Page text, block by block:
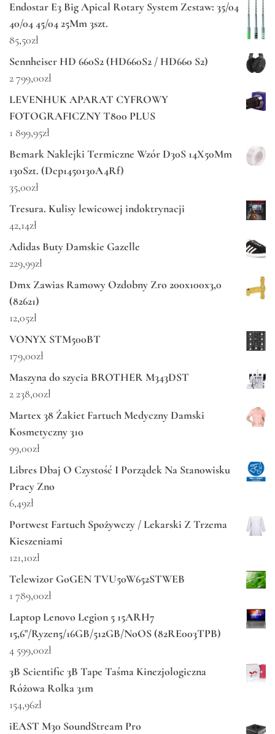
Endostar E3 Big Apical Rotary System Zestaw: 35/04
40/04 45/04 25Mm 3szt.
85,50zł
Sennheiser HD 660S2 (HD660S2 / HD660 S2)
2 799,00zł
LEVENHUK APARAT CYFROWY
FOTOGRAFICZNY T800 PLUS
1 899,95zł
Bemark Naklejki Termiczne Wzór D30S 14X50Mm
130Szt. (Dcp1450130A4Rf)
35,00zł
Tresura. Kulisy lewicowej indoktrynacji
42,14zł
Adidas Buty Damskie Gazelle
229,99zł
Dmx Zawias Ramowy Ozdobny Zro 200x100x3,0
(82621)
12,05zł
VONYX STM500BT
179,00zł
Maszyna do szycia BROTHER M343DST
2 238,00zł
Martex 38 Żakiet Fartuch Medyczny Damski
Kosmetyczny 310
99,00zł
Libres Dbaj O Czystość I Porządek Na Stanowisku
Pracy Zno
6,49zł
Portwest Fartuch Spożywczy / Lekarski Z Trzema
Kieszeniami
121,10zł
Telewizor GoGEN TVU50W652STWEB
1 789,00zł
Laptop Lenovo Legion 5 15ARH7
15,6"/Ryzen5/16GB/512GB/NoOS (82RE003TPB)
4 599,00zł
3B Scientific 3B Tape Taśma Kinezjologiczna
Różowa Rolka 31m
154,96zł
iEAST M30 SoundStream Pro